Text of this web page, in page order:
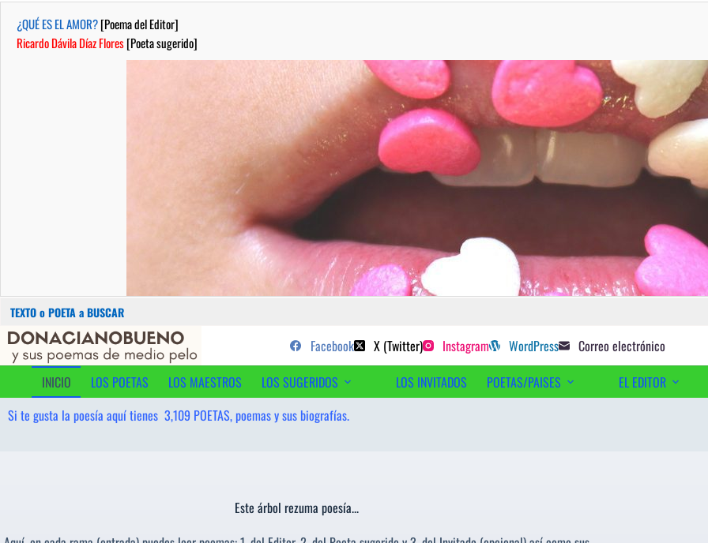
¿QUÉ ES EL AMOR?[Poema del Editor]
Ricardo Dávila Díaz Flores[Poeta sugerido]
Buscar:
Saltar
contenido
...sus poemas de medio pelo y poetas sugeridos
Facebook X (Twitter) Instagram WordPress Correo electrónico
INICIO
LOS POETAS LOS MAESTROS LOS SUGERIDOS LOS INVITADOS POETAS/PAISES EL EDITOR
Si te gusta la poesía aquí tienes 3,109 POETAS, poemas y sus biografías.
Este árbol rezuma poesía...